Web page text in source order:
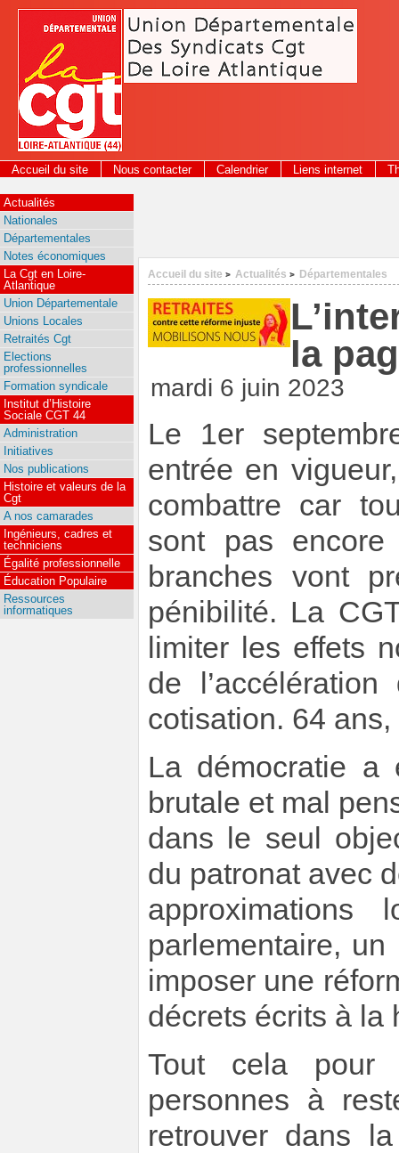
Panneau de gestion des cookies
Accueil du site Nous contacter Calendrier Liens internet
2026
Accueil du site > Actualités > Départementales
la
mardi 6 juin 2023
Le 1er
entrée en
combattre car
sont pas
branches vont
pénibilité. La
limiter les effets
de
cotisation. 64 ans,
La démocratie a
brutale et mal
dans le seul
du patronat avec
parlementaire,
imposer une
décrets écrits à la
Tout cela pour
personnes à
retrouver dans
Actualités
Nationales
Départementales
Notes économiques
La Cgt en Loire-
Atlantique
Union Départementale
Unions Locales
Retraités Cgt
Elections
professionnelles
Formation syndicale
Institut d’Histoire
Sociale CGT 44
Administration
Initiatives
Nos publications
Histoire et valeurs de la
Cgt
A nos camarades
Ingénieurs, cadres et
techniciens
Égalité professionnelle
Éducation Populaire
Ressources
informatiques